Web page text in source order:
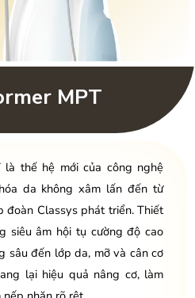
MPT
là thế hệ mới của công nghệ
da không xâm lấn đến từ
đoàn Classys phát triển. Thiết
siêu âm hội tụ cường độ cao
sâu đến lớp da, mỡ và cân cơ
lại hiệu quả nâng cơ, làm